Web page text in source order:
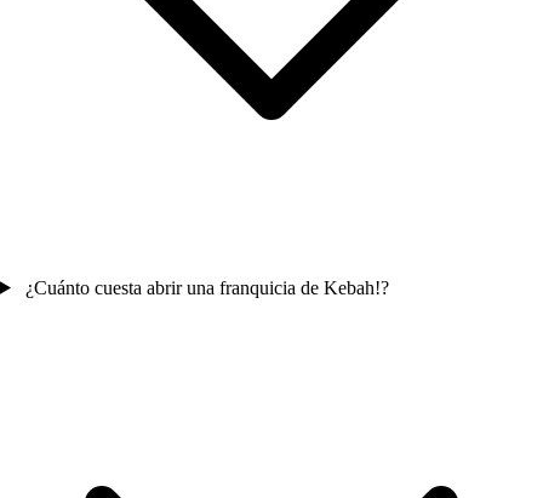
¿Cuánto cuesta abrir una franquicia de Kebah!?